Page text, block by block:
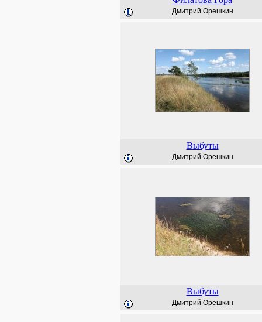
Дмитрий Орешкин
Выбуты
Дмитрий Орешкин
Выбуты
Дмитрий Орешкин